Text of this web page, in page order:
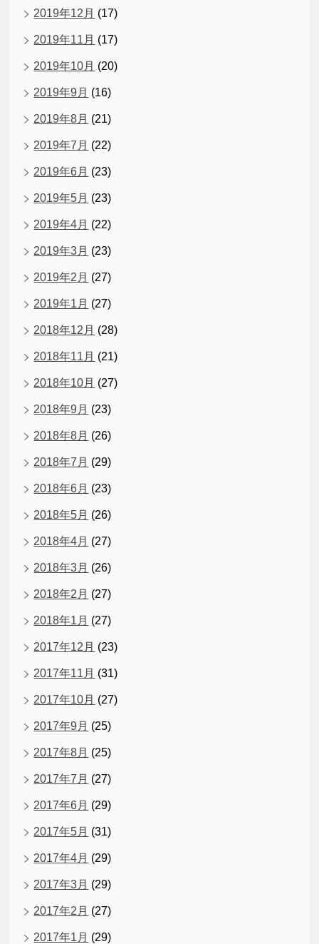
2019年12月 (17)
2019年11月 (17)
2019年10月 (20)
2019年9月 (16)
2019年8月 (21)
2019年7月 (22)
2019年6月 (23)
2019年5月 (23)
2019年4月 (22)
2019年3月 (23)
2019年2月 (27)
2019年1月 (27)
2018年12月 (28)
2018年11月 (21)
2018年10月 (27)
2018年9月 (23)
2018年8月 (26)
2018年7月 (29)
2018年6月 (23)
2018年5月 (26)
2018年4月 (27)
2018年3月 (26)
2018年2月 (27)
2018年1月 (27)
2017年12月 (23)
2017年11月 (31)
2017年10月 (27)
2017年9月 (25)
2017年8月 (25)
2017年7月 (27)
2017年6月 (29)
2017年5月 (31)
2017年4月 (29)
2017年3月 (29)
2017年2月 (27)
2017年1月 (29)